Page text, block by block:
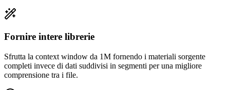
Fornire intere librerie
Sfrutta la context window da 1M fornendo i materiali sorgente
completi invece di dati suddivisi in segmenti per una migliore
comprensione tra i file.